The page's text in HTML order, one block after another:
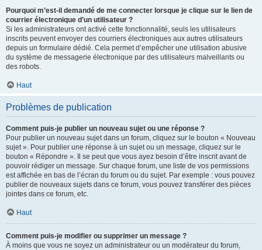
Pourquoi m’est-il demandé de me connecter lorsque je clique sur le lien de
courrier électronique d’un utilisateur ?
Si les administrateurs ont activé cette fonctionnalité, seuls les utilisateurs
inscrits peuvent envoyer des courriers électroniques aux autres utilisateurs
depuis un formulaire dédié. Cela permet d’empêcher une utilisation abusive
du système de messagerie électronique par des utilisateurs malveillants ou
des robots.
Haut
Problèmes de publication
Comment puis-je publier un nouveau sujet ou une réponse ?
Pour publier un nouveau sujet dans un forum, cliquez sur le bouton « Nouveau
sujet ». Pour publier une réponse à un sujet ou un message, cliquez sur le
bouton « Répondre ». Il se peut que vous ayez besoin d’être inscrit avant de
pouvoir rédiger un message. Sur chaque forum, une liste de vos permissions
est affichée en bas de l’écran du forum ou du sujet. Par exemple : vous pouvez
publier de nouveaux sujets dans ce forum, vous pouvez transférer des pièces
jointes dans ce forum, etc.
Haut
Comment puis-je modifier ou supprimer un message ?
À moins que vous ne soyez un administrateur ou un modérateur du forum,